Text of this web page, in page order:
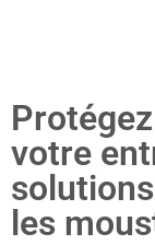
votre
les